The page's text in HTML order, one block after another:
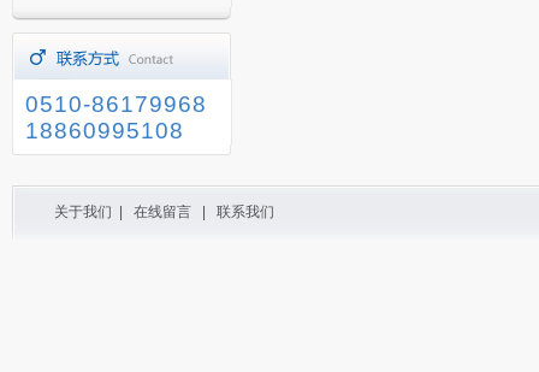
0510-86179968
18860995108
关于我们 在线留言 联系我们